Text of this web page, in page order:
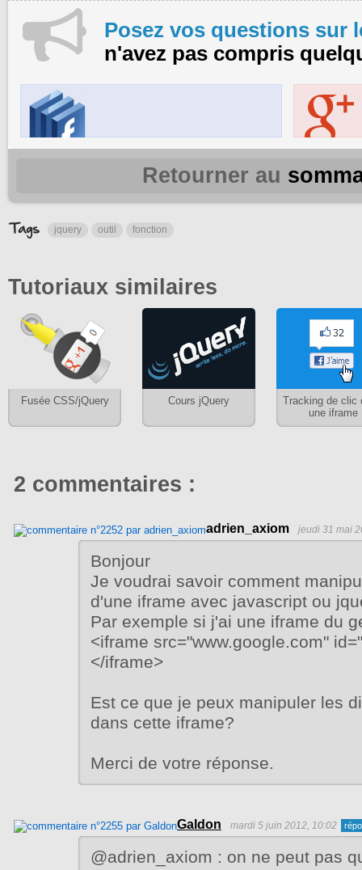
Posez vos questions sur
n'avez pas compris
Retourner au
jquery outil fonction
Tutoriaux similaires
Fusée CSS/jQuery Cours jQuery
Tracking de clic
une iframe
2 commentaires :
adrien_axiom jeudi 31 mai
Bonjour
Je voudrai savoir comment
d'une iframe avec javascript ou
Par exemple si j'ai une iframe du
<iframe src="www.google.com"
</iframe>
Est ce que je peux manipuler les
dans cette iframe?
Merci de votre réponse.
Galdon mardi 5 juin 2012, 10:02
@adrien_axiom : on ne peut pas